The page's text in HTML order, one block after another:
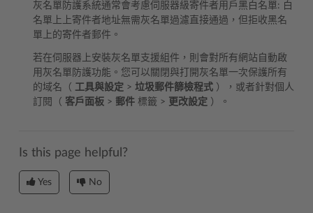
灰名單防護系統通常會考慮伺服器級寄件者用戶黑白名單: 白
名單上上寄件者地址無需灰名單過濾直接通過，但拒收黑名
單上的寄件者郵件。
若在伺服器上安裝灰名單支援組件，則會對所有網站自動啟
用灰名單防護功能。您可以關閉與打開灰名單一次保護所有
的域名（ 工具與設定 > 垃圾郵件篩檢程式 ），或者針對個人
訂閱（ 客戶面板 > 郵件 標籤 > 更改設定 ）。
Is this page helpful?
Yes No